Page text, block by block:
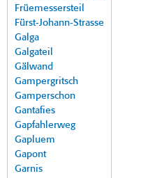
Früemessersteil
Fürst-Johann-Strasse
Galga
Galgateil
Gälwand
Gampergritsch
Gamperschon
Gantafies
Gapfahlerweg
Gapluem
Gapont
Garnis